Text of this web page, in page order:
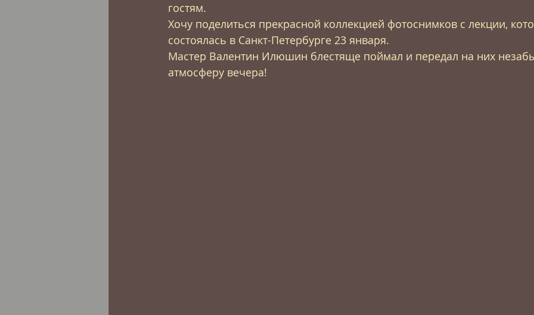
гостям.
Хочу поделиться прекрасной коллекцией фотоснимков с лекции,
состоялась в Санкт-Петербурге 23 января.
Мастер Валентин Илюшин блестяще поймал и передал на них
атмосферу вечера!